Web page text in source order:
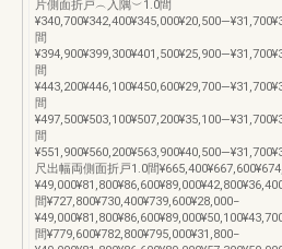
片側面折戸︵入隅︶1.0間
間
間
間
間
尺出幅両側面折戸1.0間
間¥727,800¥730,400¥739,600¥28,000−
間¥779,600¥782,800¥795,000¥31,800−